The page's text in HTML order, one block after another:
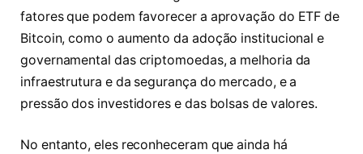
fatores que podem favorecer a aprovação do ETF de
Bitcoin, como o aumento da adoção institucional e
governamental das criptomoedas, a melhoria da
infraestrutura e da segurança do mercado, e a
pressão dos investidores e das bolsas de valores.
No entanto, eles reconheceram que ainda há